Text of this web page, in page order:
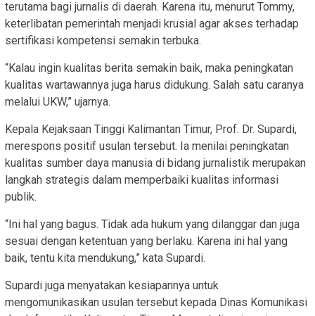
terutama bagi jurnalis di daerah. Karena itu, menurut Tommy,
keterlibatan pemerintah menjadi krusial agar akses terhadap
sertifikasi kompetensi semakin terbuka.
“Kalau ingin kualitas berita semakin baik, maka peningkatan
kualitas wartawannya juga harus didukung. Salah satu caranya
melalui UKW,” ujarnya.
Kepala Kejaksaan Tinggi Kalimantan Timur, Prof. Dr. Supardi,
merespons positif usulan tersebut. Ia menilai peningkatan
kualitas sumber daya manusia di bidang jurnalistik merupakan
langkah strategis dalam memperbaiki kualitas informasi
publik.
“Ini hal yang bagus. Tidak ada hukum yang dilanggar dan juga
sesuai dengan ketentuan yang berlaku. Karena ini hal yang
baik, tentu kita mendukung,” kata Supardi.
Supardi juga menyatakan kesiapannya untuk
mengomunikasikan usulan tersebut kepada Dinas Komunikasi